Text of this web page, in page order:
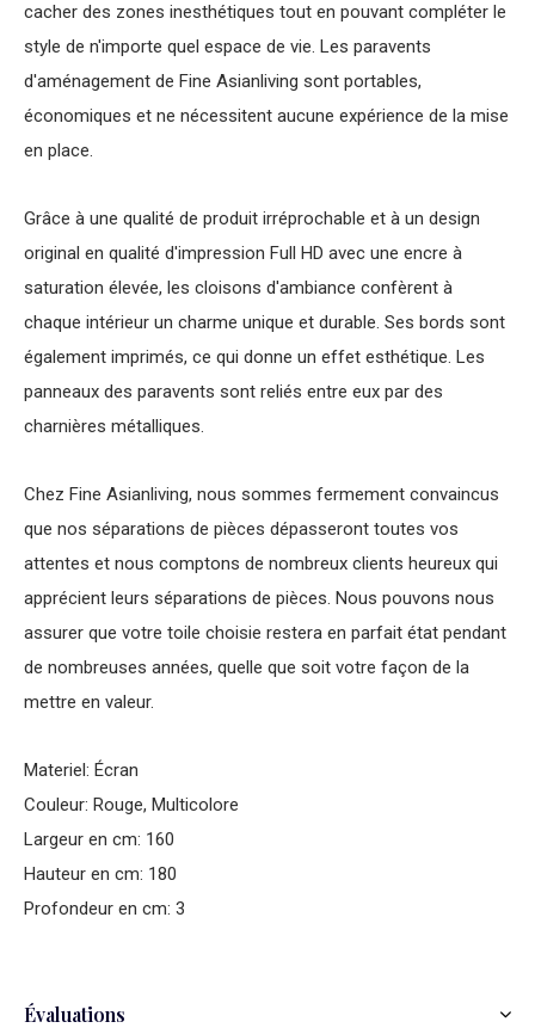
cacher des zones inesthétiques tout en pouvant compléter le
style de n'importe quel espace de vie. Les paravents
d'aménagement de Fine Asianliving sont portables,
économiques et ne nécessitent aucune expérience de la mise
en place.
Grâce à une qualité de produit irréprochable et à un design
original en qualité d'impression Full HD avec une encre à
saturation élevée, les cloisons d'ambiance confèrent à
chaque intérieur un charme unique et durable. Ses bords sont
également imprimés, ce qui donne un effet esthétique. Les
panneaux des paravents sont reliés entre eux par des
charnières métalliques.
Chez Fine Asianliving, nous sommes fermement convaincus
que nos séparations de pièces dépasseront toutes vos
attentes et nous comptons de nombreux clients heureux qui
apprécient leurs séparations de pièces. Nous pouvons nous
assurer que votre toile choisie restera en parfait état pendant
de nombreuses années, quelle que soit votre façon de la
mettre en valeur.
Materiel: Écran
Couleur: Rouge, Multicolore
Largeur en cm: 160
Hauteur en cm: 180
Profondeur en cm: 3
Évaluations